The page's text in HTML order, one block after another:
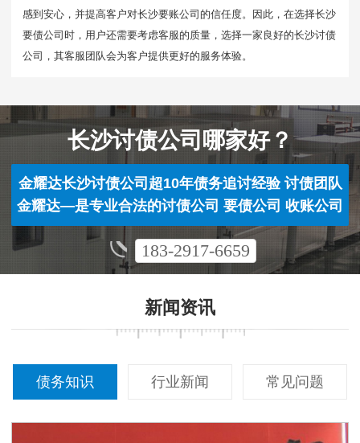
感到安心，并提高客户对长沙要账公司的信任度。因此，在选择长沙
要债公司时，用户还需要考虑客服的质量，选择一家良好的长沙讨债
公司，其客服团队会为客户提供更好的服务体验。
长沙讨债公司哪家好？
金耀达长沙讨债公司超10年债务追讨经验 讨债团队
金耀达—是专业合法的讨债公司 要债公司 收账公司
183-2917-6659
新闻资讯
债务知识 行业新闻 常见问题